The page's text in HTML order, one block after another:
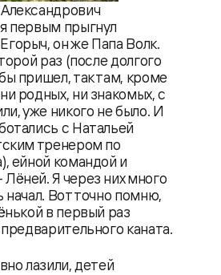
первым прыгнул
он же Папа Волк.
раз (после долгого
пришел, так там, кроме
родных, ни знакомых, с
уже никого не было. И
с Натальей
тренером по
ейной командой и
Я через них много
начал. Вот точно помню,
в первый раз
каната.
лазили, детей